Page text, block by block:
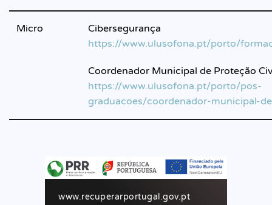
Micro
Cibersegurança
https://www.ulusofona.pt/porto/
Coordenador Municipal de Proteção
https://www.ulusofona.pt/porto/pos-
graduacoes/coordenador-municipal-
www.recuperarportugal.gov.pt